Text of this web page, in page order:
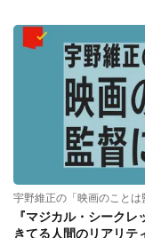
宇野維正の「映画のことは
『マジカル・シーク
きてる人間のリアリテ